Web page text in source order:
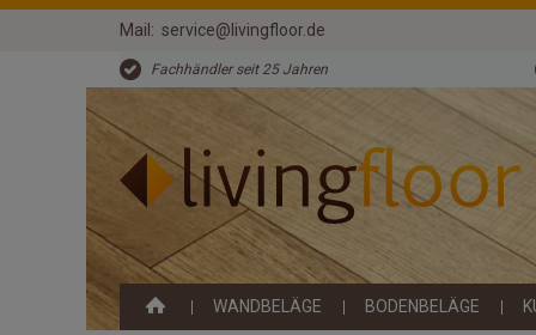
Mail: service@livingfloor.de
Fachhändler seit 25 Jahren
WANDBELÄGE BODENBELÄGE